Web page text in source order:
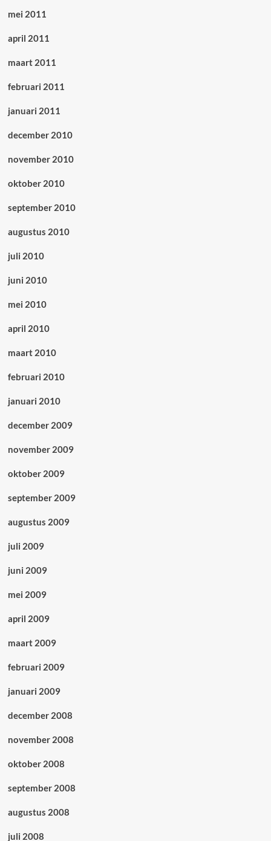
mei 2011
april 2011
maart 2011
februari 2011
januari 2011
december 2010
november 2010
oktober 2010
september 2010
augustus 2010
juli 2010
juni 2010
mei 2010
april 2010
maart 2010
februari 2010
januari 2010
december 2009
november 2009
oktober 2009
september 2009
augustus 2009
juli 2009
juni 2009
mei 2009
april 2009
maart 2009
februari 2009
januari 2009
december 2008
november 2008
oktober 2008
september 2008
augustus 2008
juli 2008